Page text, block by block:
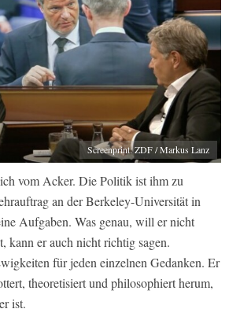
Screenprint: ZDF / Markus Lanz
vom Acker. Die Politik ist ihm zu
an der Berkeley-Universität in
Aufgaben. Was genau, will er nicht
kann er auch nicht richtig sagen.
für jeden einzelnen Gedanken. Er
theoretisiert und philosophiert herum,
ist.